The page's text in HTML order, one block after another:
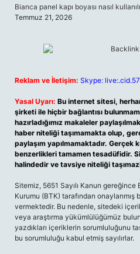
Bianca panel kapı boyası nasıl
Temmuz 21, 2026
Reklam ve İletişim: Skype:
Yasal Uyarı: Bu internet sitesi,
şirketi ile hiçbir bağlantısı
hazırladığımız makaleler
haber niteliği taşımamakta olup,
paylaşım yapılmamaktadır. Gerçek
benzerlikleri tamamen tesadüfidir.
halindedir ve tavsiye niteliği
Sitemiz, 5651 Sayılı Kanun
Kurumu (BTK) tarafından onaylanmış
vermektedir. Bu nedenle, sitedeki
veya araştırma yükümlülüğümüz
yazdıkları içeriklerin sorumluluğunu
bu sorumluluğu kabul etmiş sayılırlar.